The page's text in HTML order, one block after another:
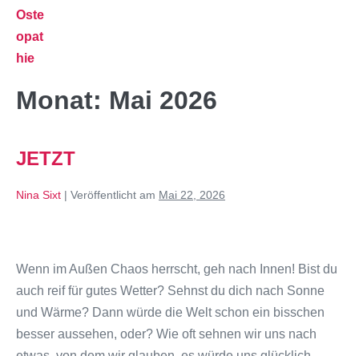
Monat: Mai 2026
JETZT
Nina Sixt | Veröffentlicht am Mai 22, 2026
Wenn im Außen Chaos herrscht, geh nach Innen! Bist du
auch reif für gutes Wetter? Sehnst du dich nach Sonne
und Wärme? Dann würde die Welt schon ein bisschen
besser aussehen, oder? Wie oft sehnen wir uns nach